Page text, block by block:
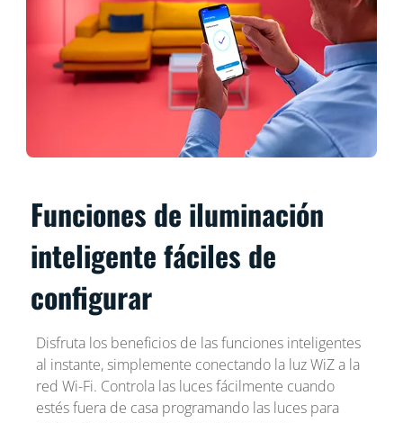
Funciones de iluminación
inteligente fáciles de
configurar
Disfruta los beneficios de las funciones inteligentes
al instante, simplemente conectando la luz WiZ a la
red Wi-Fi. Controla las luces fácilmente cuando
estés fuera de casa programando las luces para